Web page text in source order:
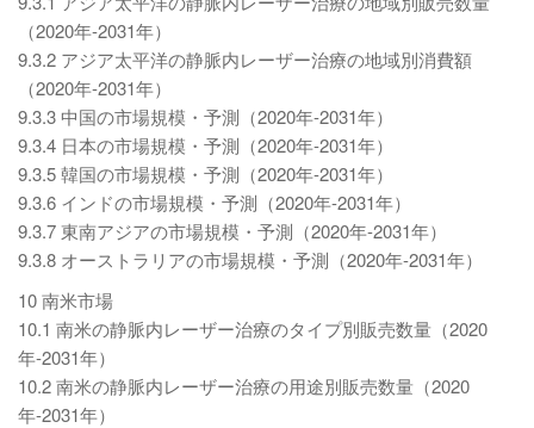
（2020年-2031年）
9.3.2 アジア太平洋の静脈内レーザー治療の地域別消費額
（2020年-2031年）
9.3.3 中国の市場規模・予測（2020年-2031年）
9.3.4 日本の市場規模・予測（2020年-2031年）
9.3.5 韓国の市場規模・予測（2020年-2031年）
9.3.6 インドの市場規模・予測（2020年-2031年）
9.3.7 東南アジアの市場規模・予測（2020年-2031年）
9.3.8 オーストラリアの市場規模・予測（2020年-2031年）
10 南米市場
10.1 南米の静脈内レーザー治療のタイプ別販売数量（2020
年-2031年）
10.2 南米の静脈内レーザー治療の用途別販売数量（2020
年-2031年）